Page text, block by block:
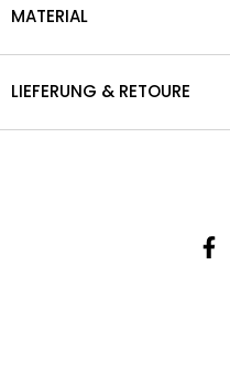
MATERIAL
LIEFERUNG & RETOURE